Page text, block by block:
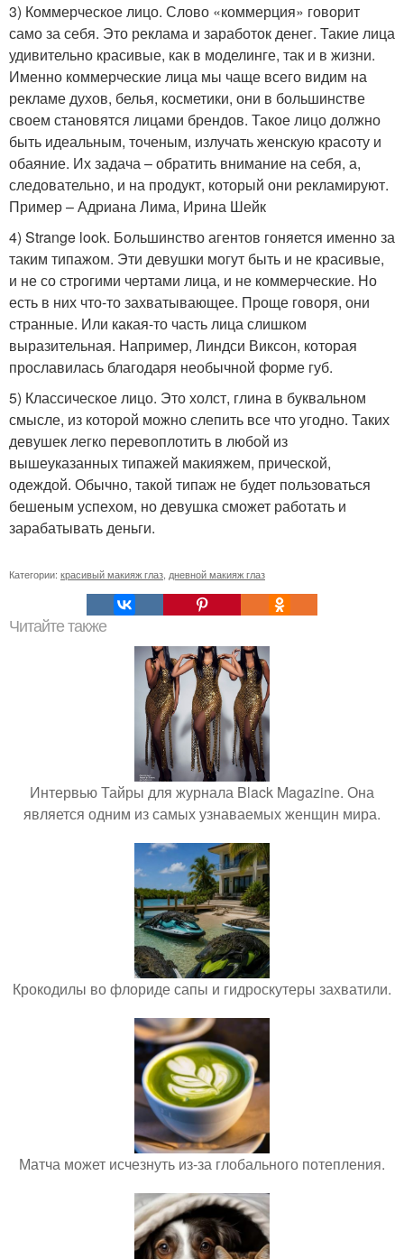
3) Коммерческое лицо. Слово «коммерция» говорит
само за себя. Это реклама и заработок денег. Такие лица
удивительно красивые, как в моделинге, так и в жизни.
Именно коммерческие лица мы чаще всего видим на
рекламе духов, белья, косметики, они в большинстве
своем становятся лицами брендов. Такое лицо должно
быть идеальным, точеным, излучать женскую красоту и
обаяние. Их задача – обратить внимание на себя, а,
следовательно, и на продукт, который они рекламируют.
Пример – Адриана Лима, Ирина Шейк
4) Strange look. Большинство агентов гоняется именно за
таким типажом. Эти девушки могут быть и не красивые,
и не со строгими чертами лица, и не коммерческие. Но
есть в них что-то захватывающее. Проще говоря, они
странные. Или какая-то часть лица слишком
выразительная. Например, Линдси Виксон, которая
прославилась благодаря необычной форме губ.
5) Классическое лицо. Это холст, глина в буквальном
смысле, из которой можно слепить все что угодно. Таких
девушек легко перевоплотить в любой из
вышеуказанных типажей макияжем, прической,
одеждой. Обычно, такой типаж не будет пользоваться
бешеным успехом, но девушка сможет работать и
зарабатывать деньги.
Категории: красивый макияж глаз дневной макияж глаз
Читайте также
Интервью Тайры для журнала Black Magazine. Она
является одним из самых узнаваемых женщин мира.
Крокодилы во флориде сапы и гидроскутеры захватили.
Матча может исчезнуть из-за глобального потепления.